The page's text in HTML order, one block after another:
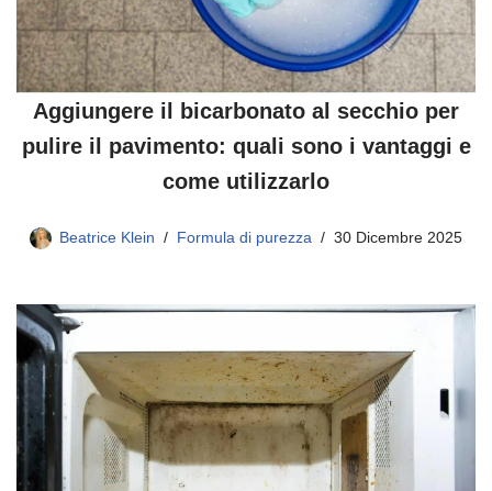
Aggiungere il bicarbonato al secchio per
pulire il pavimento: quali sono i vantaggi e
come utilizzarlo
Beatrice Klein Formula di purezza 30 Dicembre 2025